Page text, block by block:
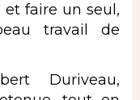
faire un seul,
travail de
Duriveau,